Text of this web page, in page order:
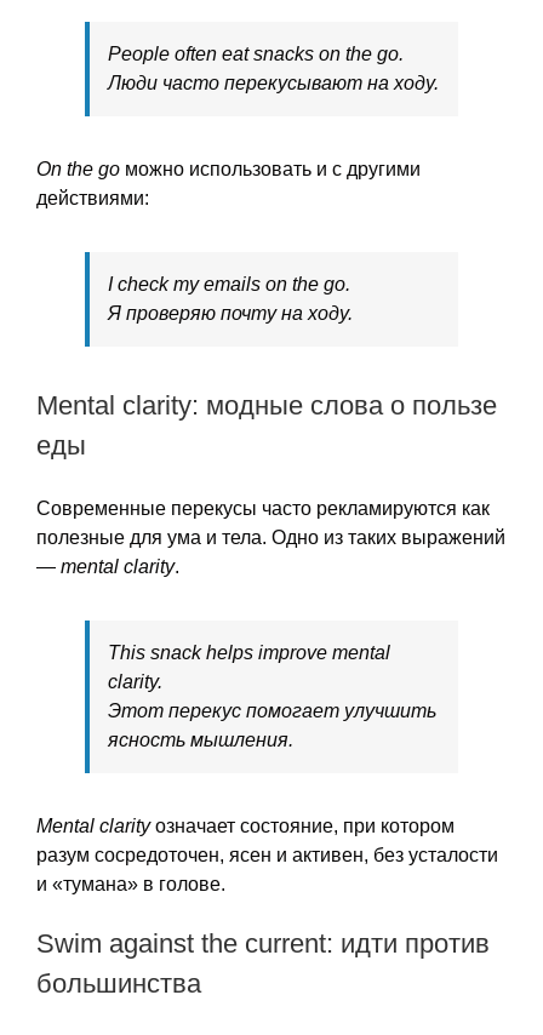
People often eat snacks on the go.
Люди часто перекусывают на ходу.
On the go можно использовать и с другими
действиями:
I check my emails on the go.
Я проверяю почту на ходу.
Mental clarity: модные слова о пользе
еды
Современные перекусы часто рекламируются как
полезные для ума и тела. Одно из таких выражений
— mental clarity.
This snack helps improve mental
clarity.
Этот перекус помогает улучшить
ясность мышления.
Mental clarityозначает состояние, при котором
разум сосредоточен, ясен и активен, без усталости
и «тумана» в голове.
Swim against the current: идти против
большинства